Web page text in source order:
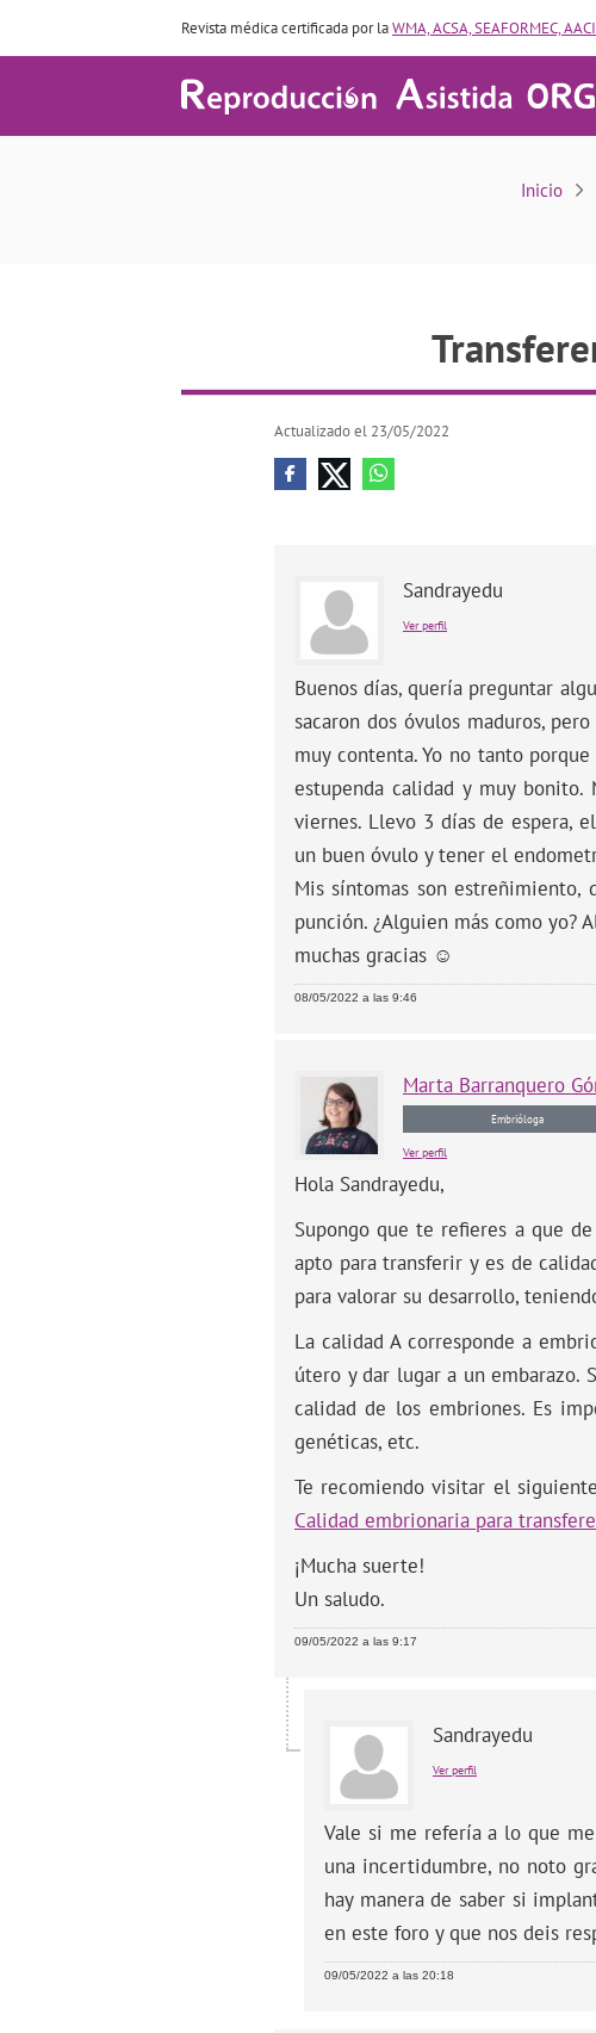
Revista médica certificada por laWMA, ACSA, SEAFORMEC, AACI
Inicio
Actualizado el 23/05/2022
Sandrayedu
Ver perfil
Buenos días, quería preguntar
sacaron dos óvulos maduros,
muy contenta. Yo no tanto
estupenda calidad y muy
viernes. Llevo 3 días de espera,
un buen óvulo y tener el
Mis síntomas son
punción. ¿Alguien más como yo?
muchas gracias ☺️
08/05/2022 a las 9:46
Marta Barranquero
Embrióloga
Ver perfil
Hola Sandrayedu,
Supongo que te refieres a que
apto para transferir y es de
para valorar su desarrollo,
La calidad A corresponde a
útero y dar lugar a un embarazo.
calidad de los embriones. Es
genéticas, etc.
Te recomiendo visitar el
Calidad embrionaria para
¡Mucha suerte!
Un saludo.
09/05/2022 a las 9:17
Sandrayedu
Ver perfil
Vale si me refería a lo que
una incertidumbre, no noto
hay manera de saber si
en este foro y que nos deis
09/05/2022 a las 20:18